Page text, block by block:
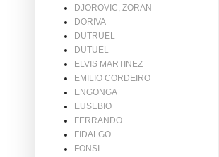
DJOROVIC, ZORAN
DORIVA
DUTRUEL
DUTUEL
ELVIS MARTINEZ
EMILIO CORDEIRO
ENGONGA
EUSEBIO
FERRANDO
FIDALGO
FONSI